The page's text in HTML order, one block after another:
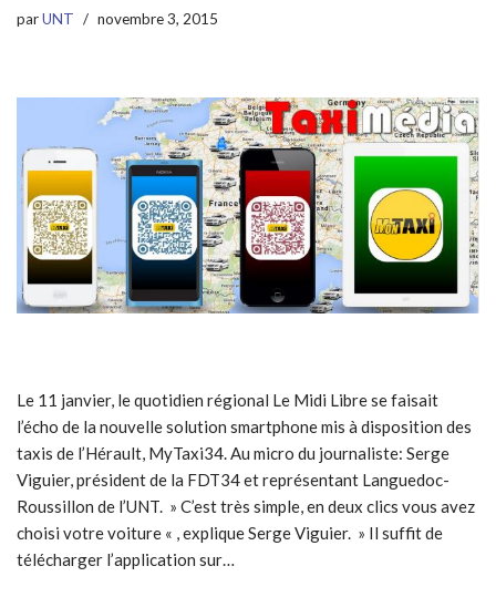
parUNT novembre 3, 2015
Le 11 janvier, le quotidien régional Le Midi Libre se faisait
l’écho de la nouvelle solution smartphone mis à disposition des
taxis de l’Hérault, MyTaxi34. Au micro du journaliste: Serge
Viguier, président de la FDT34 et représentant Languedoc-
Roussillon de l’UNT. » C’est très simple, en deux clics vous avez
choisi votre voiture « , explique Serge Viguier. » Il suffit de
télécharger l’application sur…